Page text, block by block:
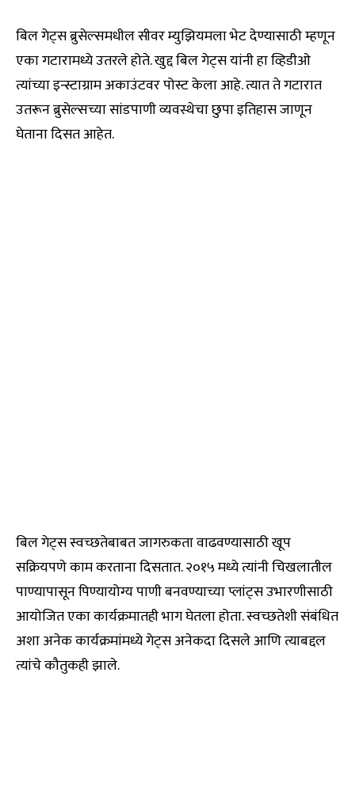
बिल गेट्स ब्रुसेल्समधील सीवर म्युझियमला भेट देण्यासाठी म्हणून
एका गटारामध्ये उतरले होते. खुद्द बिल गेट्स यांनी हा व्हिडीओ
त्यांच्या इन्स्टाग्राम अकाउंटवर पोस्ट केला आहे. त्यात ते गटारात
उतरून ब्रुसेल्सच्या सांडपाणी व्यवस्थेचा छुपा इतिहास जाणून
घेताना दिसत आहेत.
बिल गेट्स स्वच्छतेबाबत जागरुकता वाढवण्यासाठी खूप
सक्रियपणे काम करताना दिसतात. २०१५ मध्ये त्यांनी चिखलातील
पाण्यापासून पिण्यायोग्य पाणी बनवण्याच्या प्लांट्स उभारणीसाठी
आयोजित एका कार्यक्रमातही भाग घेतला होता. स्वच्छतेशी संबंधित
अशा अनेक कार्यक्रमांमध्ये गेट्स अनेकदा दिसले आणि त्याबद्दल
त्यांचे कौतुकही झाले.